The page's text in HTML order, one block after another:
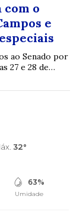
com o
e
ao Senado por
27 e 28 de
32°
63%
Umidade